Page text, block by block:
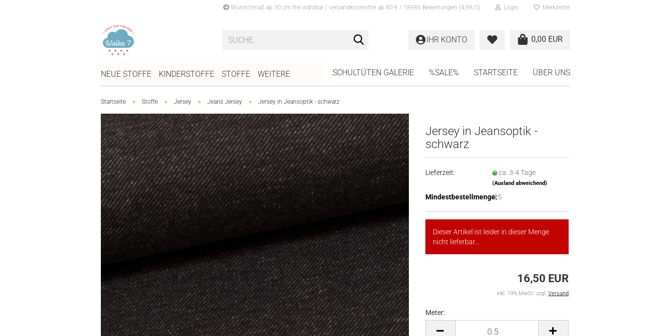
Wunschmaß ab 30 cm frei wählbar / versandkostenfrei ab 80 € / 18986 Bewertungen (4,99/5) Login Merkzettel
0,00 EUR
IHR KONTO
NEUE STOFFE KINDERSTOFFE STOFFE SCHULTÜTEN GALERIE %SALE% STARTSEITE ÜBER UNS
WEITERE
Startseite » Stoffe » Jersey » Jeans Jersey » Jersey in Jeansoptik - schwarz
Jersey in Jeansoptik -
schwarz
Lieferzeit: ca. 3-4 Tage
(Ausland abweichend)
Mindestbestellmenge:0,5
Dieser Artikel ist leider in dieser Menge
nicht lieferbar...
16,50 EUR
inkl. 19% MwSt. zzgl. Versand
Meter:
Meter